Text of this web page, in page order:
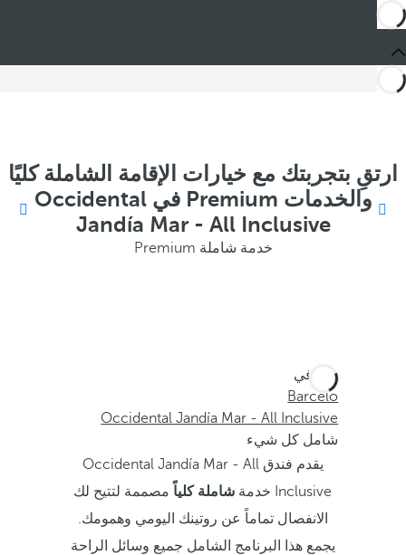
ارتقِ بتجربتك مع خيارات الإقامة الشاملة كليًا
والخدمات Premium في Occidental
Jandía Mar - All Inclusive
خدمة شاملة Premium
أنت في
Barceló
Occidental Jandía Mar - All Inclusive
شامل كل شيء
يقدم فندق Occidental Jandía Mar - All
Inclusive خدمة
شاملة كلياً مصممة لتتيح لك
الانفصال تماماً عن روتينك اليومي وهمومك.
يجمع هذا البرنامج الشامل جميع وسائل الراحة